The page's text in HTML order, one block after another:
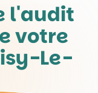
l'audit
votre
Le-